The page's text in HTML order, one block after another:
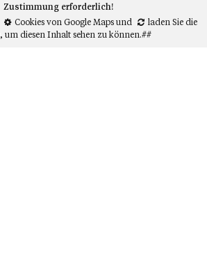
Zustimmung erforderlich!
Cookies von Google Mapsund
laden Sie die
, um diesen Inhalt sehen zu können.##